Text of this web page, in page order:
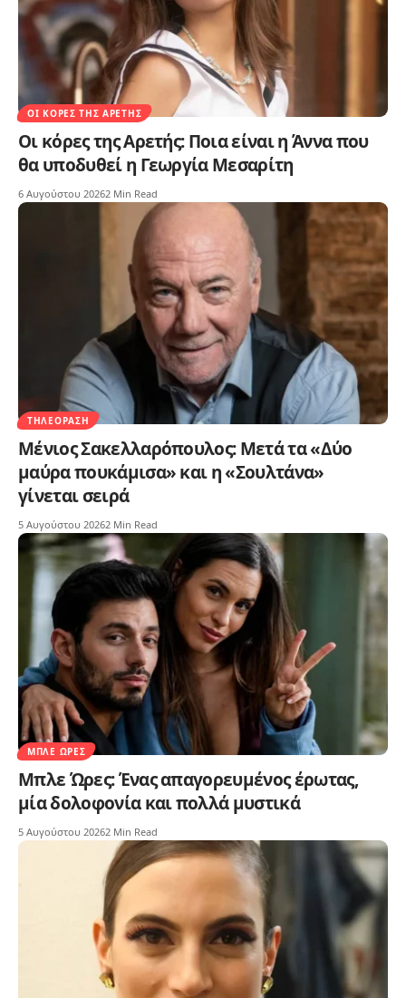
ΟΙ ΚΌΡΕΣ ΤΗΣ ΑΡΕΤΉΣ
Οι κόρες της Αρετής: Ποια είναι η Άννα που
θα υποδυθεί η Γεωργία Μεσαρίτη
6 Αυγούστου 20262 Min Read
ΤΗΛΕΌΡΑΣΗ
Μένιος Σακελλαρόπουλος: Μετά τα «Δύο
μαύρα πουκάμισα» και η «Σουλτάνα»
γίνεται σειρά
5 Αυγούστου 20262 Min Read
ΜΠΛΕ ΏΡΕΣ
Μπλε Ώρες: Ένας απαγορευμένος έρωτας,
μία δολοφονία και πολλά μυστικά
5 Αυγούστου 20262 Min Read